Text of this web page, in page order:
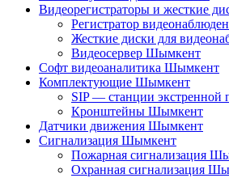
Видеорегистраторы и жесткие
Регистратор
Жесткие диски для
Видеосервер Шымкент
Софт видеоаналитика Шымкент
Комплектующие Шымкент
SIP — станции
Кронштейны Шымкент
Датчики движения Шымкент
Сигнализация Шымкент
Пожарная сигнализация
Охранная сигнализация